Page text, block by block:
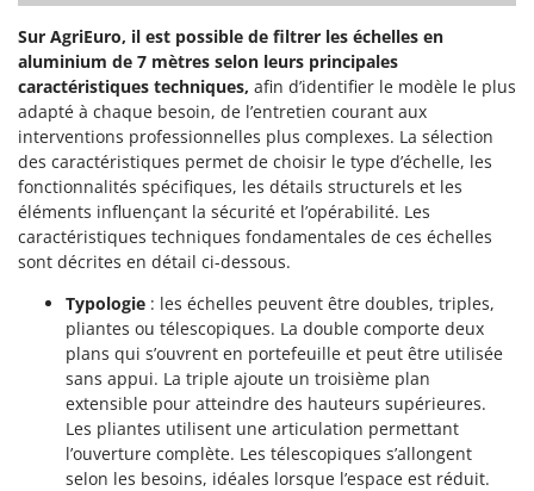
Filets pour la Récolte des olives
Filtres pour vin et huile
Floconneuses
Fouloirs - Égrappoirs
Fourches pour tracteur
Fours d'extérieur - intérieur pour pizza et cuisine
Fours électriques
Fraises à neige
Fraises rotatives pour tracteur
Friteuses sans huile
Générateurs d'air chaud
Godets à terre basculants pour tracteur
Groupes électrogènes
CTEK
D
Dal Degan
DCG
Deca
DeWalt
Di Martino
Diavola Pro
Diesse
Docma
Dominion
Dreame
Sur AgriEuro, il est possible de filtrer les échelles en
aluminium de 7 mètres selon leurs principales
caractéristiques techniques, afin d’identifier le modèle le plus
adapté à chaque besoin, de l’entretien courant aux
interventions professionnelles plus complexes. La sélection
des caractéristiques permet de choisir le type d’échelle, les
fonctionnalités spécifiques, les détails structurels et les
éléments influençant la sécurité et l’opérabilité. Les
caractéristiques techniques fondamentales de ces échelles
sont décrites en détail ci-dessous.
Typologie : les échelles peuvent être doubles, triples,
pliantes ou télescopiques. La double comporte deux
plans qui s’ouvrent en portefeuille et peut être utilisée
sans appui. La triple ajoute un troisième plan
extensible pour atteindre des hauteurs supérieures.
Les pliantes utilisent une articulation permettant
l’ouverture complète. Les télescopiques s’allongent
selon les besoins, idéales lorsque l’espace est réduit.